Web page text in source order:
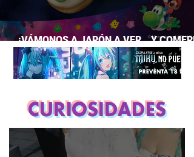
¡VÁMONOS A JAPÓN A VER… Y
LA PELÍCULA DE MARIO GALAXY!
CURIOSIDADES